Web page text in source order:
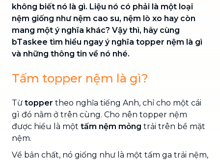
không biết nó là gì. Liệu nó có phải là một loại
nệm giống như nệm cao su, nệm lò xo hay còn
mang một ý nghĩa khác? Vậy thì, hãy cùng
bTaskee tìm hiểu ngay ý nghĩa topper nệm là gì
và những thông tin về nó nhé.
Tấm topper nệm là gì?
Từ topper theo nghĩa tiếng Anh, chỉ cho một cái
gì đó nằm ở trên cùng. Cho nên topper nệm
được hiểu là một tấm nệm mỏng trải trên bề mặt
nệm.
Về bản chất, nó giống như là một tấm ga trải nệm,